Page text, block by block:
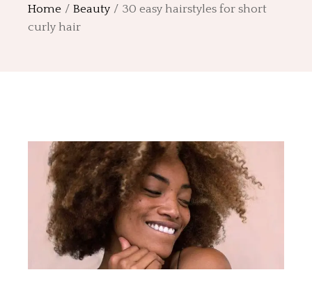
Home Beauty
30 easy hairstyles for short
curly hair